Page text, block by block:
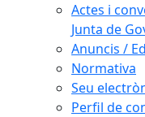
Actes i
Junta de
Anuncis /
Normativa
Seu
Perfil de